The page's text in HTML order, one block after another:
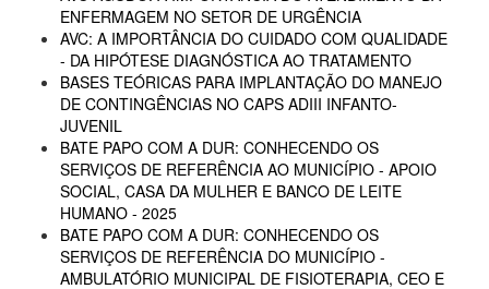
ENFERMAGEM NO SETOR DE URGÊNCIA
AVC: A IMPORTÂNCIA DO CUIDADO COM QUALIDADE
- DA HIPÓTESE DIAGNÓSTICA AO TRATAMENTO
BASES TEÓRICAS PARA IMPLANTAÇÃO DO MANEJO
DE CONTINGÊNCIAS NO CAPS ADIII INFANTO-
JUVENIL
BATE PAPO COM A DUR: CONHECENDO OS
SERVIÇOS DE REFERÊNCIA AO MUNICÍPIO - APOIO
SOCIAL, CASA DA MULHER E BANCO DE LEITE
HUMANO - 2025
BATE PAPO COM A DUR: CONHECENDO OS
SERVIÇOS DE REFERÊNCIA DO MUNICÍPIO -
AMBULATÓRIO MUNICIPAL DE FISIOTERAPIA, CEO E